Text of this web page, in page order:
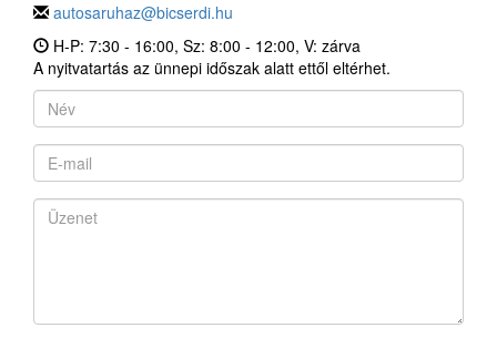
autosaruhaz@bicserdi.hu
H-P: 7:30 - 16:00, Sz: 8:00 - 12:00, V: zárva
A nyitvatartás az ünnepi időszak alatt ettől eltérhet.